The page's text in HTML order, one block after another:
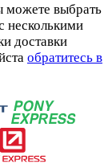
выбрать
несколькими
доставки
обратитесь в